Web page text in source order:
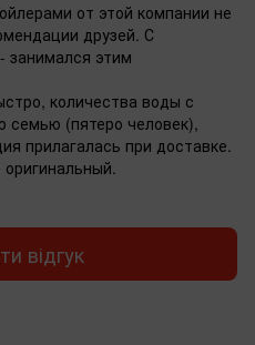
от этой компании не
друзей. С
занимался этим
количества воды с
семью (пятеро человек),
прилагалась при доставке.
відгук